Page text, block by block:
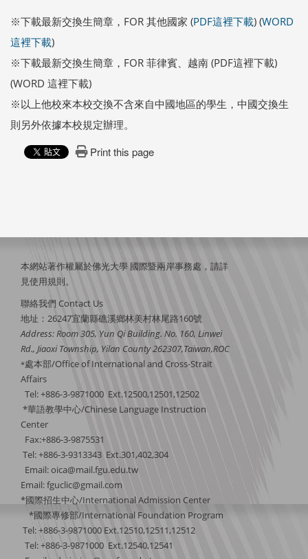
※下載最新交換生簡章，FOR 其他國家 (PDF這裡下載) (WORD
這裡下載)
※下載最新交換生簡章，FOR 菲律賓、越南 (PDF這裡下載)
(WORD 這裡下載)
※以上他校來本校交換不含來自中國地區的學生，中國交換生
則另外依據本校規定辦理。
Print this page
本網站著作權屬於佛光大學 國際暨兩岸事務處，請詳
見使用規則。
聯絡我們 Contact Us
地址：26247宜蘭縣礁溪鄉林美村林尾路160號
Address: Room 305, Yun Qi Building. No. 160, Linwei
Rd., Jiaoxi Township, Yilan County 262307,Taiwan,ROC
*處本部/Office of International and Cross-Strait
Affairs
Tel: +886-3-9871000 Ext.12500,12501,12502
*華語教學中心/Chinese Language Instruction
Center
Fax:+886-3-9875531
Tel: +886-3-9313343 Ext.301,402,304
Email:oica@mail.fgu.edu.tw
Email: fguclic@gmail.com
*國際招生中心/International Admission Center
*國際專修部/International Foundation Program
Tel: +886-3-9871000 Ext.12510,12511,12512
Tel: +886-3-9871000 Ext.12540,12541